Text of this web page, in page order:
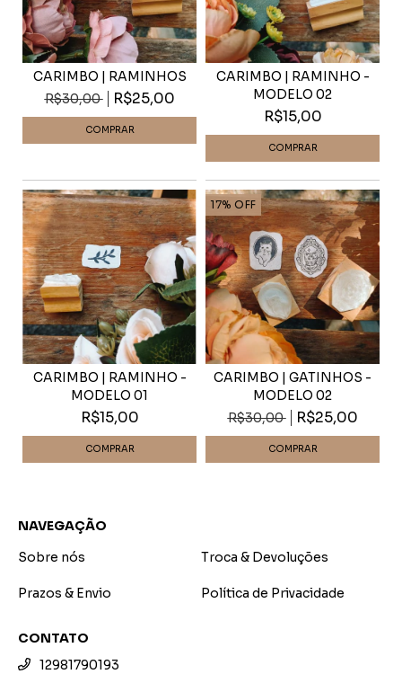
CARIMBO | RAMINHOS
R$30,00
R$25,00
CARIMBO | RAMINHO -
MODELO 02
R$15,00
CARIMBO | RAMINHO -
MODELO 01
R$15,00
17% OFF
CARIMBO | GATINHOS -
MODELO 02
R$30,00
R$25,00
NAVEGAÇÃO
Sobre nós
Troca & Devoluções
Prazos & Envio Política de Privacidade
CONTATO
12981790193